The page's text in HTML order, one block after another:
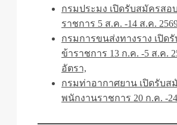
กรมประมง เปิดรับสมัครสอ
ราชการ 5 ส.ค. -14 ส.ค.
กรมการขนส่งทางราง เปิด
ข้าราชการ 13 ก.ค. -5 ส.ค.
อัตรา,
กรมท่าอากาศยาน เปิดรับส
พนักงานราชการ 20 ก.ค. -